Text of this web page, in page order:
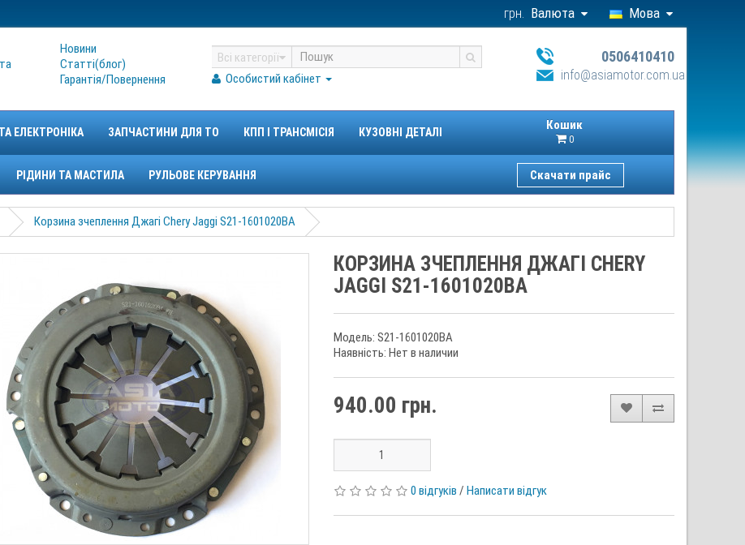
Мова
грн. Валюта
Новини
Статтi(блог)
Гарантiя/Повернення
Всі категорії
Особистий кабінет
0506410410
info@asiamotor.com.ua
Кошик
0
Скачати прайс
ЕЛЕКТРОНІКА ЗАПЧАСТИНИ ДЛЯ ТО КПП І ТРАНСМІСІЯ КУЗОВНІ ДЕТАЛІ
РІДИНИ ТА МАСТИЛА РУЛЬОВЕ КЕРУВАННЯ
Корзина зчеплення Джагі Chery Jaggi S21-1601020BA
КОРЗИНА ЗЧЕПЛЕННЯ ДЖАГІ CHERY
JAGGI S21-1601020BA
Модель: S21-1601020BA
Наявність: Нет в наличии
940.00 грн.
0 відгуків / Написати відгук